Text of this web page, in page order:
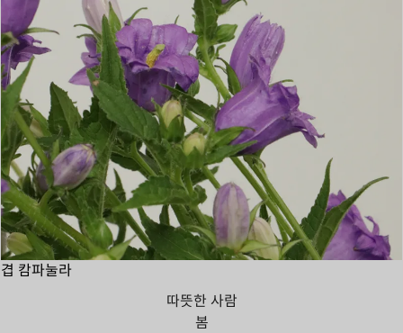
겹 캄파눌라
따뜻한 사람
봄